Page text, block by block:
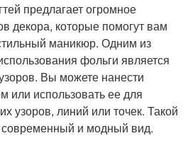
предлагает огромное
декора, которые помогут вам
маникюр. Одним из
фольги является
Вы можете нанести
или использовать ее для
узоров, линий или точек. Такой
современный и модный вид.